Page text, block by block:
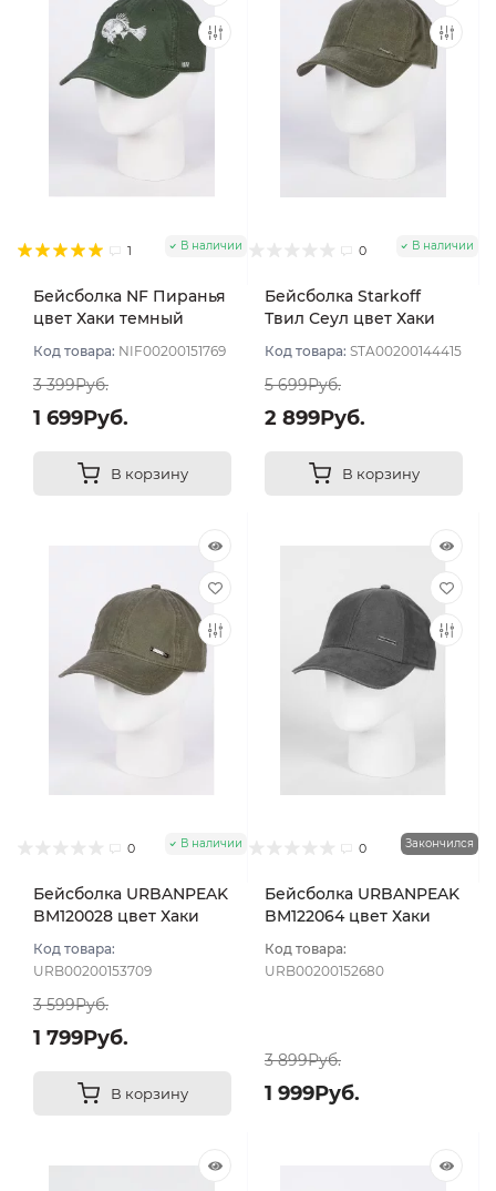
1 В наличии
Бейсболка NF Пиранья
цвет Хаки темный
Код товара: NIF00200151769
3 399Руб.
1 699Руб.
В корзину
0 В наличии
Бейсболка Starkoff
Твил Сеул цвет Хаки
Код товара: STA00200144415
5 699Руб.
2 899Руб.
В корзину
0 В наличии
Бейсболка URBANPEAK
BM120028 цвет Хаки
Код товара:
URB00200153709
3 599Руб.
1 799Руб.
В корзину
0 Закончился
Бейсболка URBANPEAK
BM122064 цвет Хаки
Код товара:
URB00200152680
3 899Руб.
1 999Руб.